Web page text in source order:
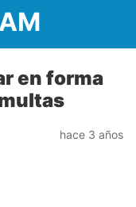
en forma
hace 3 años